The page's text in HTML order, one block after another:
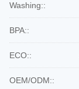
Washing::
BPA::
ECO::
OEM/ODM::